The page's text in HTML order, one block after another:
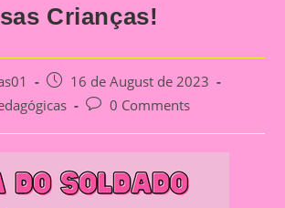
Crianças!
Post
published:
16 de August de 2023
Post0 Comments